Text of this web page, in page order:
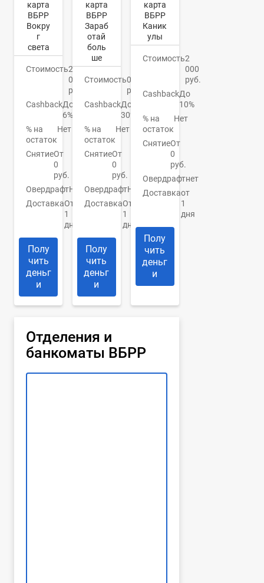
карта
ВБРР
Вокру
г
света
Стоимость2
000
руб.
CashbackДо
6%
% на
остаток
Нет
СнятиеОт
0
руб.
ОвердрафтНет
ДоставкаОт
1
дня
Полу
чить
деньг
и
карта
ВБРР
Зараб
отай
боль
ше
Стоимость0
руб.
CashbackДо
30%
% на
остаток
Нет
СнятиеОт
0
руб.
ОвердрафтНет
ДоставкаОт
1
дня
Полу
чить
деньг
и
карта
ВБРР
Каник
улы
Стоимость2
000
руб.
CashbackДо
10%
% на
остаток
Нет
СнятиеОт
0
руб.
Овердрафтнет
Доставкаот
1
дня
Полу
чить
деньг
и
Отделения и
банкоматы ВБРР